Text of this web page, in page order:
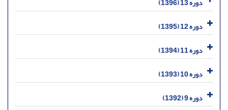
دوره 13 (1396)
دوره 12 (1395)
دوره 11 (1394)
دوره 10 (1393)
دوره 9 (1392)